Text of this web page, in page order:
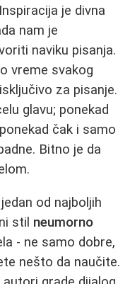
je divna
nam je
naviku pisanja.
vreme svakog
za pisanje.
glavu; ponekad
čak i samo
Bitno je da
od najboljih
stil neumorno
- ne samo dobre,
nešto da naučite.